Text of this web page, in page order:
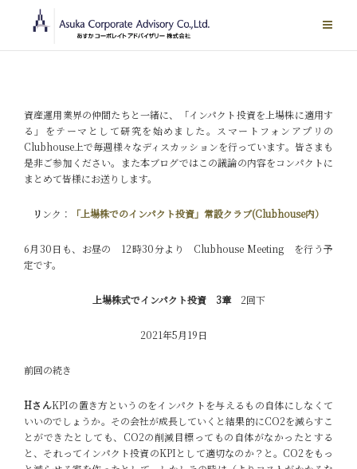
content
資産運用業界の仲間たちと一緒に、「インパクト投資を上場株に適用す
る」をテーマとして研究を始めました。スマートフォンアプリの
Clubhouse上で毎週様々なディスカッションを行っています。皆さまも
是非ご参加ください。また本ブログではこの議論の内容をコンパクトに
まとめて皆様にお送りします。
リ ンク： 「上場株でのインパクト投資」常設クラブ(Clubhouse内）
6月30日も、お昼の 12時30分より Clubhouse Meeting を行う予
定です。
上場株式でインパクト投資 3章2回下
2021年5月19日
前回の続き
HさんKPIの置き方というのをインパクトを与えるもの自体にしなくて
いいのでしょうか。その会社が成長していくと結果的にCO2を減らすこ
とができたとしても、CO2の削減目標ってもの自体がなかったとする
と、それってインパクト投資のKPIとして適切なのか？と。CO2をもっ